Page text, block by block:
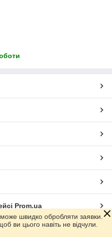
Prom.ua
швидко обробляти заявки.
ви цього навіть не відчули.